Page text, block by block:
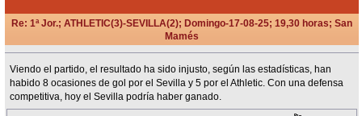
Re: 1ª Jor.; ATHLETIC(3)-SEVILLA(2); Domingo-17-08-25; 19,30 horas; San
Mamés
Viendo el partido, el resultado ha sido injusto, según las estadísticas, han
habido 8 ocasiones de gol por el Sevilla y 5 por el Athletic. Con una defensa
competitiva, hoy el Sevilla podría haber ganado.